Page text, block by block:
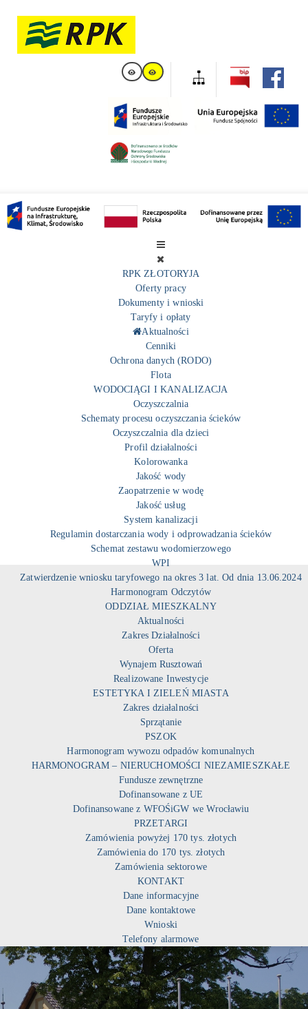
RPK ZŁOTORYJA
Oferty pracy
Dokumenty i wnioski
Taryfy i opłaty
Aktualności
Cenniki
Ochrona danych (RODO)
Flota
WODOCIĄGI I KANALIZACJA
Oczyszczalnia
Schematy procesu oczyszczania ścieków
Oczyszczalnia dla dzieci
Profil działalności
Kolorowanka
Jakość wody
Zaopatrzenie w wodę
Jakość usług
System kanalizacji
Regulamin dostarczania wody i odprowadzania ścieków
Schemat zestawu wodomierzowego
WPI
Zatwierdzenie wniosku taryfowego na okres 3 lat. Od dnia 13.06.2024
Harmonogram Odczytów
ODDZIAŁ MIESZKALNY
Aktualności
Zakres Działalności
Oferta
Wynajem Rusztowań
Realizowane Inwestycje
ESTETYKA I ZIELEŃ MIASTA
Zakres działalności
Sprzątanie
PSZOK
Harmonogram wywozu odpadów komunalnych
HARMONOGRAM – NIERUCHOMOŚCI NIEZAMIESZKAŁE
Fundusze zewnętrzne
Dofinansowane z UE
Dofinansowane z WFOŚiGW we Wrocławiu
PRZETARGI
Zamówienia powyżej 170 tys. złotych
Zamówienia do 170 tys. złotych
Zamówienia sektorowe
KONTAKT
Dane informacyjne
Dane kontaktowe
Wnioski
Telefony alarmowe